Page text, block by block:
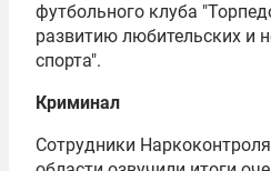
футбольного клуба
развитию любительских и
спорта".
Криминал
Сотрудники